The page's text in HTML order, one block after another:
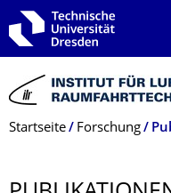
Zur Hauptnavigation
Zur Suche springen
Zum Inhalt springen
Breadcrumb-Menü
Startseite Forschung